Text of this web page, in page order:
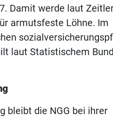
Damit werde laut
armutsfeste Löhne. Im
laut Statistischem
bleibt die NGG bei ihrer